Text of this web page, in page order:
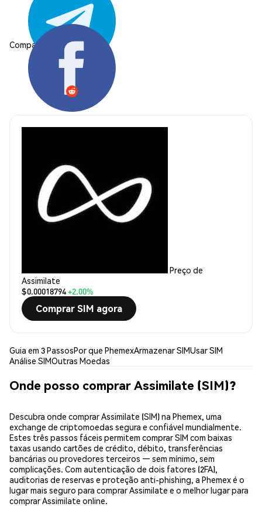
Compartilhar:
Preço de
Assimilate
$0.00018794+2.00%
Comprar SIM agora
Guia em 3 PassosPor que PhemexArmazenar SIMUsar SIM
Análise SIMOutras Moedas
Onde posso comprar Assimilate (SIM)?
Descubra onde comprar Assimilate (SIM) na Phemex, uma
exchange de criptomoedas segura e confiável mundialmente.
Estes três passos fáceis permitem comprar SIM com baixas
taxas usando cartões de crédito, débito, transferências
bancárias ou provedores terceiros — sem mínimo, sem
complicações. Com autenticação de dois fatores (2FA),
auditorias de reservas e proteção anti-phishing, a Phemex é o
lugar mais seguro para comprar Assimilate e o melhor lugar para
comprar Assimilate online.